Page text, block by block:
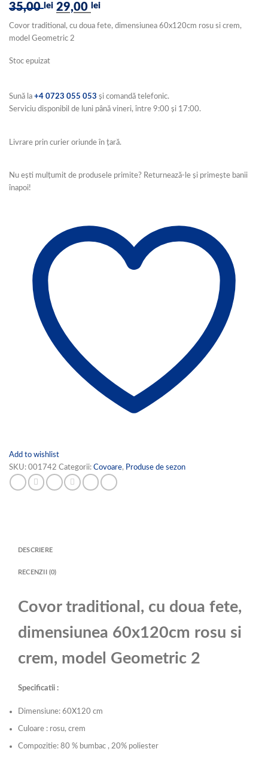
35,00 lei Prețul
a
fost:
29,00 leiPrețul
este:
Covor traditional, cu doua fete, dimensiunea 60x120cm rosu si crem,
model Geometric 2
Stoc epuizat
Sună la +4 0723 055 053 și comandă telefonic.
Serviciu disponibil de luni până vineri, între 9:00 și 17:00.
Livrare prin curier oriunde în țară.
Nu ești mulțumit de produsele primite? Returnează-le și primește banii
înapoi!
Add to wishlist
SKU: 001742 Categorii: Covoare, Produse de sezon
DESCRIERE
RECENZII (0)
Covor traditional, cu doua fete,
dimensiunea 60x120cm rosu si
crem, model Geometric 2
Specificatii :
Dimensiune: 60X120 cm
Culoare : rosu, crem
Compozitie: 80 % bumbac , 20% poliester